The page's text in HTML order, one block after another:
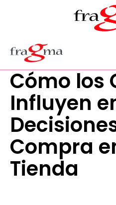
Cómo los
Influyen
Compra
Tienda